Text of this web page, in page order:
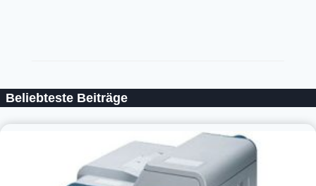
Beliebteste Beiträge